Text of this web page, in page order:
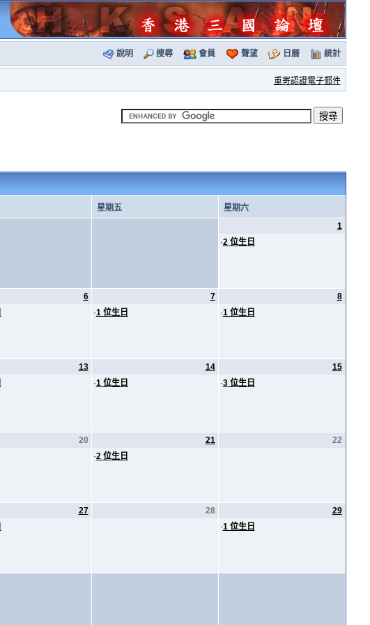
說明 搜尋 會員 聲望 日曆 統計
重寄認證電子郵件
星期五
星期六
1
·2 位生日
6
7
·1 位生日
8
·1 位生日
13
14
·1 位生日
15
·3 位生日
20
21
·2 位生日
22
27
28
29
·1 位生日